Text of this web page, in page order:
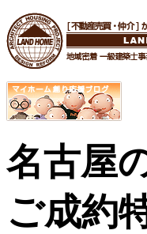
名古屋
ご成約